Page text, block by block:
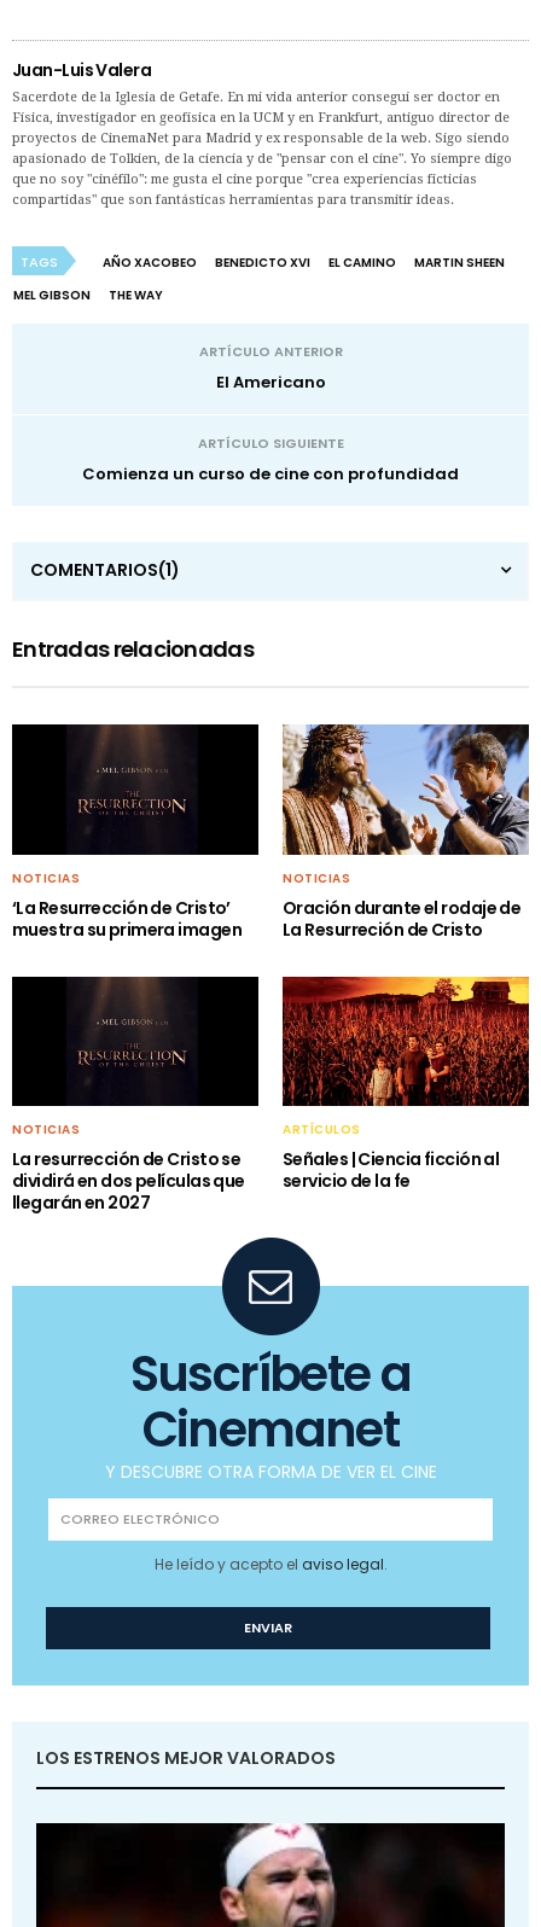
Juan-Luis Valera
Sacerdote de la Iglesia de Getafe. En mi vida anterior conseguí ser doctor en
Física, investigador en geofísica en la UCM y en Frankfurt, antiguo director de
proyectos de CinemaNet para Madrid y ex responsable de la web. Sigo siendo
apasionado de Tolkien, de la ciencia y de "pensar con el cine". Yo siempre digo
que no soy "cinéfilo": me gusta el cine porque "crea experiencias ficticias
compartidas" que son fantásticas herramientas para transmitir ideas.
TAGS AÑO XACOBEO BENEDICTO XVI EL CAMINO
MARTIN SHEEN
MEL GIBSON
THE WAY
ARTÍCULO ANTERIOR
El Americano
ARTÍCULO SIGUIENTE
Comienza un curso de cine con profundidad
COMENTARIOS(1)
Entradas relacionadas
NOTICIAS
‘La Resurrección de Cristo’
muestra su primera imagen
NOTICIAS
Oración durante el rodaje de
La Resurreción de Cristo
NOTICIAS
La resurrección de Cristo se
dividirá en dos películas que
llegarán en 2027
ARTÍCULOS
Señales | Ciencia ficción al
servicio de la fe
Suscríbete a
Cinemanet
Y DESCUBRE OTRA FORMA DE VER EL CINE
He leído y acepto el aviso legal.
LOS ESTRENOS MEJOR VALORADOS